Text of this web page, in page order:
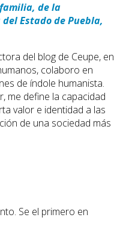
de la
Estado de Puebla,
del blog de Ceupe, en
colaboro en
de índole humanista.
me define la capacidad
valor e identidad a las
de una sociedad más
Se el primero en